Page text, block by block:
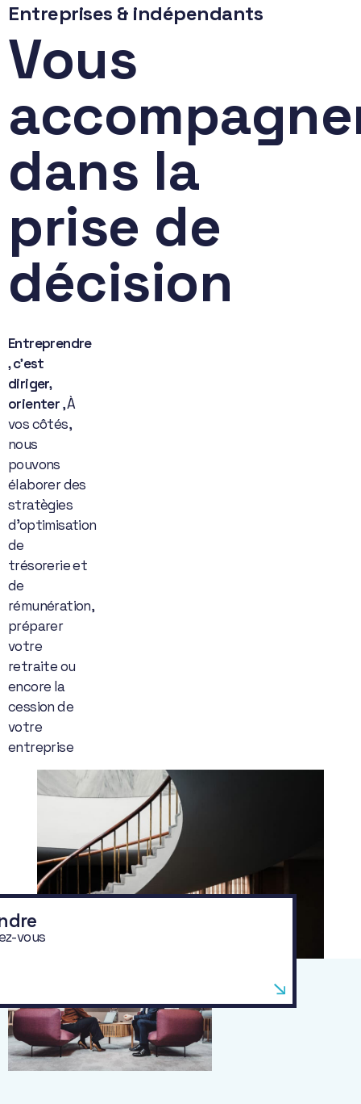
Entreprises & indépendants
Vous
dans la
prise de
décision
Entreprendre
, c’est
diriger,
orienter, À
vos côtés,
nous
pouvons
élaborer des
stratègies
d’optimisation
de
trésorerie et
de
rémunération,
préparer
votre
retraite ou
encore la
cession de
votre
entreprise
vous